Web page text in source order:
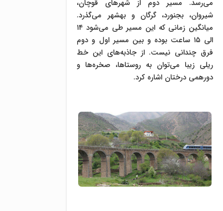
می‌رسد. مسیر دوم از شهرهای قوچان،
شیروان، بجنورد، گرگان و بهشهر می‌گذرد.
میانگین زمانی که این مسیر طی می‌شود ۱۴
الی ۱۵ ساعت بوده و بین مسیر اول و دوم
فرق چندانی نیست. از جاذبه‌های این خط
ریلی زیبا می‌توان به روستاها، صخره‌ها و
دورهمی درختان اشاره کرد.